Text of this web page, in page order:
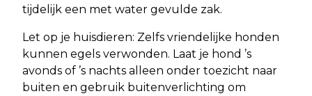
tijdelijk een met water gevulde zak.
Let op je huisdieren: Zelfs vriendelijke honden
kunnen egels verwonden. Laat je hond ’s
avonds of ’s nachts alleen onder toezicht naar
buiten en gebruik buitenverlichting om